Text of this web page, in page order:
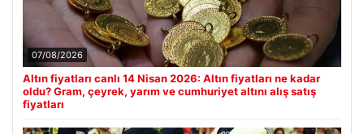
07/08/2026
Altın fiyatları canlı 14 Nisan 2026: Altın fiyatları ne kadar
oldu? Gram, çeyrek, yarım ve cumhuriyet altını alış satış
fiyatları